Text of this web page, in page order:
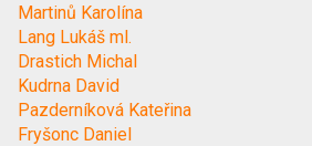
Martinů Karolína
Lang Lukáš ml.
Drastich Michal
Kudrna David
Pazderníková Kateřina
Fryšonc Daniel